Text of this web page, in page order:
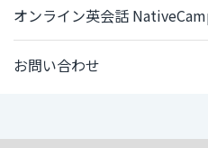
オンライン英会話
お問い合わせ